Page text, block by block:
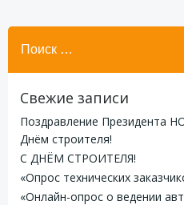
Найти:
Свежие записи
Поздравление Президента
Днём строителя!
С ДНЁМ СТРОИТЕЛЯ!
«Опрос технических
«Онлайн-опрос о ведении